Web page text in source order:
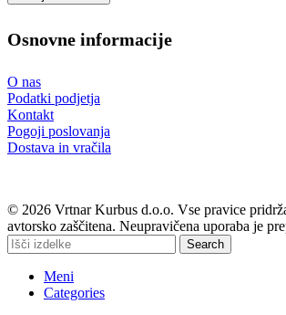
Osnovne informacije
O nas
Podatki podjetja
Kontakt
Pogoji poslovanja
Dostava in vračila
© 2026 Vrtnar Kurbus d.o.o. Vse pravice
avtorsko zaščitena. Neupravičena uporaba je
Search
Meni
Categories